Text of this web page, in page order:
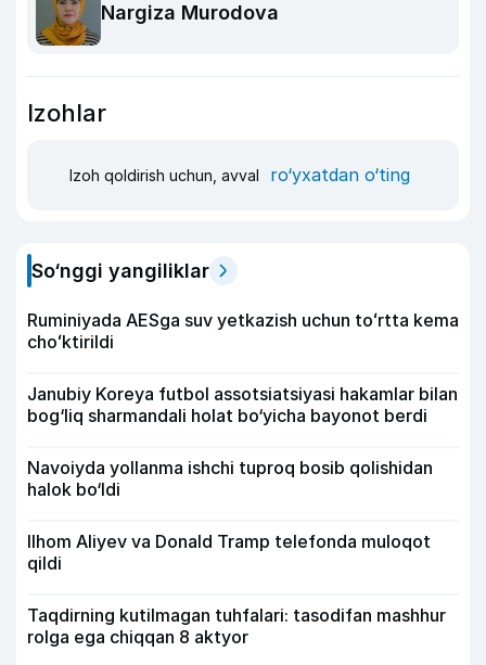
Nargiza Murodova
Izohlar
Izoh qoldirish uchun, avval ro‘yxatdan o‘ting
So‘nggi yangiliklar
Ruminiyada AESga suv yetkazish uchun toʻrtta kema
choʻktirildi
Janubiy Koreya futbol assotsiatsiyasi hakamlar bilan
bog‘liq sharmandali holat bo‘yicha bayonot berdi
Navoiyda yollanma ishchi tuproq bosib qolishidan
halok bo‘ldi
Ilhom Aliyev va Donald Tramp telefonda muloqot
qildi
Taqdirning kutilmagan tuhfalari: tasodifan mashhur
rolga ega chiqqan 8 aktyor